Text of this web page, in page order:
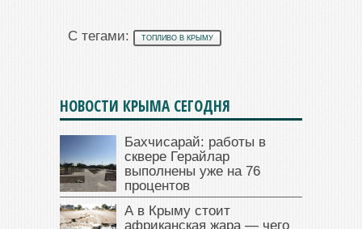
С тегами: ТОПЛИВО В КРЫМУ
НОВОСТИ КРЫМА СЕГОДНЯ
Бахчисарай: работы в
сквере Герайлар
выполнены уже на 76
процентов
А в Крыму стоит
африканская жара — чего